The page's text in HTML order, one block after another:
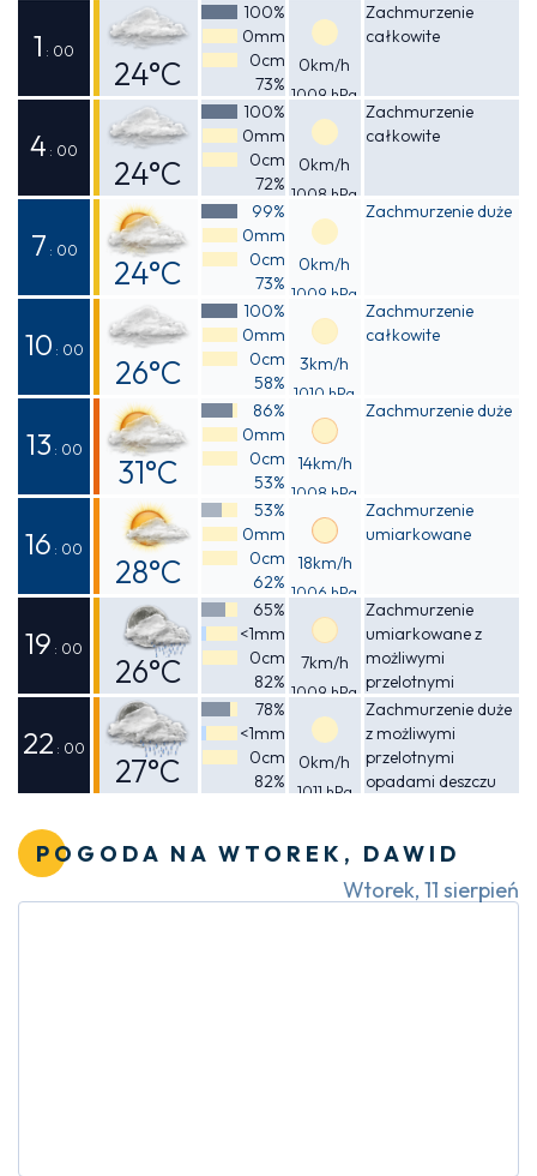
1 : 00
24°C
Odczuwalna
24°C
100%
0mm
0cm
73%
0km/h
1009 hPa
Zachmurzenie
całkowite
4 : 00
24°C
Odczuwalna
24°C
100%
0mm
0cm
72%
0km/h
1008 hPa
Zachmurzenie
całkowite
7 : 00
24°C
Odczuwalna
24°C
99%
0mm
0cm
73%
0km/h
1009 hPa
Zachmurzenie duże
10 : 00
26°C
Odczuwalna
27°C
100%
0mm
0cm
58%
3km/h
1010 hPa
Zachmurzenie
całkowite
13 : 00
31°C
Odczuwalna
33°C
86%
0mm
0cm
53%
14km/h
1008 hPa
Zachmurzenie duże
16 : 00
28°C
Odczuwalna
29°C
53%
0mm
0cm
62%
18km/h
1006 hPa
Zachmurzenie
umiarkowane
19 : 00
26°C
Odczuwalna
26°C
65%
<1mm
0cm
82%
7km/h
1009 hPa
Zachmurzenie
umiarkowane z
możliwymi
przelotnymi
opadami deszczu
22 : 00
27°C
78%
<1mm
0cm
82%
0km/h
1011 hPa
Zachmurzenie duże
z możliwymi
przelotnymi
opadami deszczu
POGODA NA WTOREK, DAWID
Wtorek, 11 sierpień